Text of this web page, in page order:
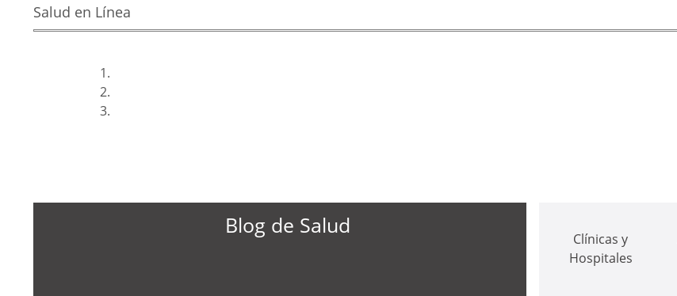
Salud en Línea
Previous
Next
Blog de Salud
Clínicas y
Hospitales